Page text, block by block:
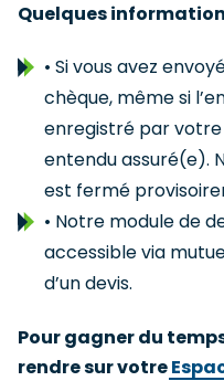
Quelques
• Si vous avez
chèque, même si
enregistré par votre
entendu assuré(e).
est fermé
• Notre module de
accessible via
d’un devis.
Pour gagner du
rendre sur votre